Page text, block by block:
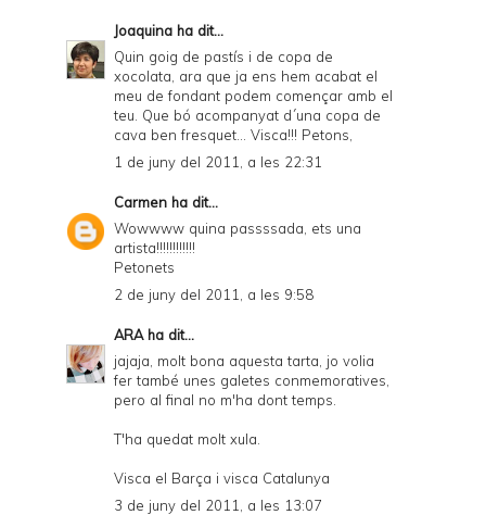
Joaquina ha dit...
Quin goig de pastís i de copa de
xocolata, ara que ja ens hem acabat el
meu de fondant podem començar amb el
teu. Que bó acompanyat d´una copa de
cava ben fresquet... Visca!!! Petons,
1 de juny del 2011, a les 22:31
Carmen ha dit...
Wowwww quina passssada, ets una
artista!!!!!!!!!!!!
Petonets
2 de juny del 2011, a les 9:58
ARAha dit...
jajaja, molt bona aquesta tarta, jo volia
fer també unes galetes conmemoratives,
pero al final no m'ha dont temps.
T'ha quedat molt xula.
Visca el Barça i visca Catalunya
3 de juny del 2011, a les 13:07